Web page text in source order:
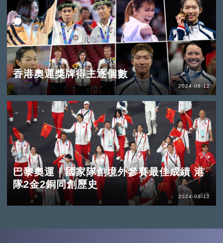
香港奧運獎牌得主逐個數
2024-08-12
巴黎奧運｜國家隊創境外參賽最佳成績 港
隊2金2銅同創歷史
2024-08-12